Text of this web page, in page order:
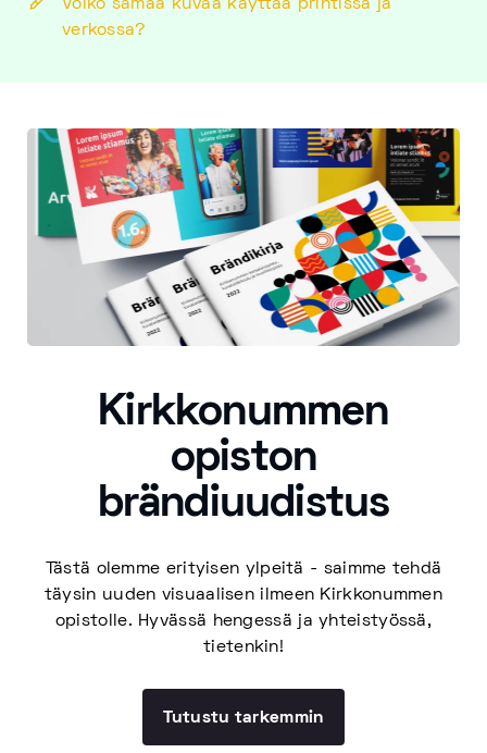
Voiko samaa kuvaa käyttää printissä ja
verkossa?
Kirkkonummen
opiston
brändiuudistus
Tästä olemme erityisen ylpeitä - saimme tehdä
täysin uuden visuaalisen ilmeen Kirkkonummen
opistolle. Hyvässä hengessä ja yhteistyössä,
tietenkin!
Tutustu tarkemmin